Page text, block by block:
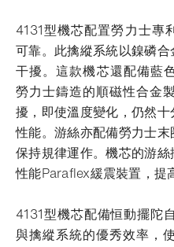
4131型機芯配置勞力士專
可靠。此擒縱系統以鎳磷
干擾。這款機芯還配備藍
勞力士鑄造的順磁性合金
擾，即使溫度變化，仍然
性能。游絲亦配備勞力士
保持規律運作。機芯的游
性能Paraflex緩震裝置，提
4131型機芯配備恒動擺陀
與擒縱系統的優秀效率，